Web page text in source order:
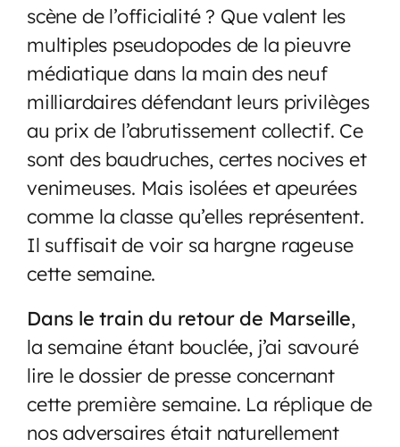
scène de l’officialité ? Que valent les
multiples pseudopodes de la pieuvre
médiatique dans la main des neuf
milliardaires défendant leurs privilèges
au prix de l’abrutissement collectif. Ce
sont des baudruches, certes nocives et
venimeuses. Mais isolées et apeurées
comme la classe qu’elles représentent.
Il suffisait de voir sa hargne rageuse
cette semaine.
Dans le train du retour de Marseille,
la semaine étant bouclée, j’ai savouré
lire le dossier de presse concernant
cette première semaine. La réplique de
nos adversaires était naturellement